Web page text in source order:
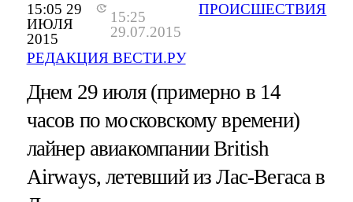
15:05 29
ИЮЛЯ
2015
15:25
29.07.2015
РЕДАКЦИЯ ВЕСТИ.РУ
ПРОИСШЕСТВИЯ
Днем 29 июля (примерно в 14
часов по московскому времени)
лайнер авиакомпании British
Airways, летевший из Лас-Вегаса в